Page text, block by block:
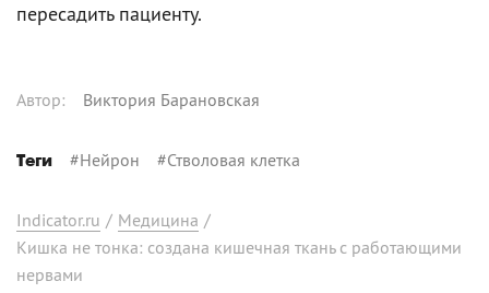
пересадить пациенту.
Автор: Виктория Барановская
Теги #Нейрон #Стволовая клетка
Indicator.ru / Медицина /
Кишка не тонка: создана кишечная ткань с работающими
нервами